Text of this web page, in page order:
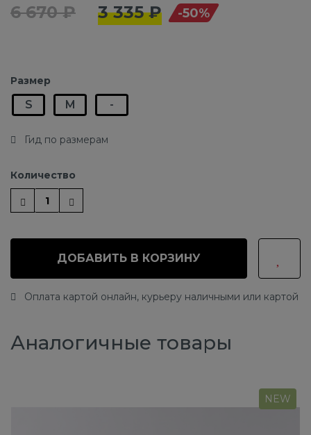
6 670 ₽ 3 335 ₽ -50%
Размер
S M -
Гид по размерам
Количество
ДОБАВИТЬ В КОРЗИНУ
Оплата картой онлайн, курьеру наличными или картой
Аналогичные товары
NEW